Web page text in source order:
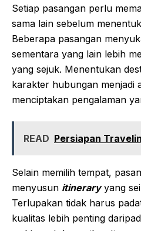
Setiap pasangan perlu
sama lain sebelum
Beberapa pasangan
sementara yang lain lebih
yang sejuk. Menentukan
karakter hubungan menjadi
menciptakan pengalaman
READ Persiapan
Selain memilih tempat,
menyusun itineraryyang
Terlupakan tidak harus
kualitas lebih penting